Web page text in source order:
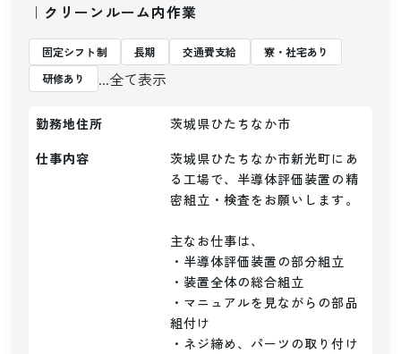
｜クリーンルーム内作業
固定シフト制 長期 交通費支給
寮・社宅あり
研修あり
...全て表示
勤務地住所
茨城県ひたちなか市
仕事内容
茨城県ひたちなか市新光町にあ
る工場で、半導体評価装置の精
密組立・検査をお願いします。
主なお仕事は、
・半導体評価装置の部分組立
・装置全体の総合組立
・マニュアルを見ながらの部品
組付け
・ネジ締め、パーツの取り付け